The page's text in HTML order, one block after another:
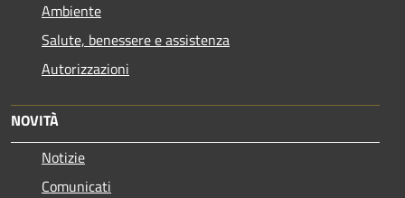
Ambiente
Salute, benessere e assistenza
Autorizzazioni
NOVITÀ
Notizie
Comunicati